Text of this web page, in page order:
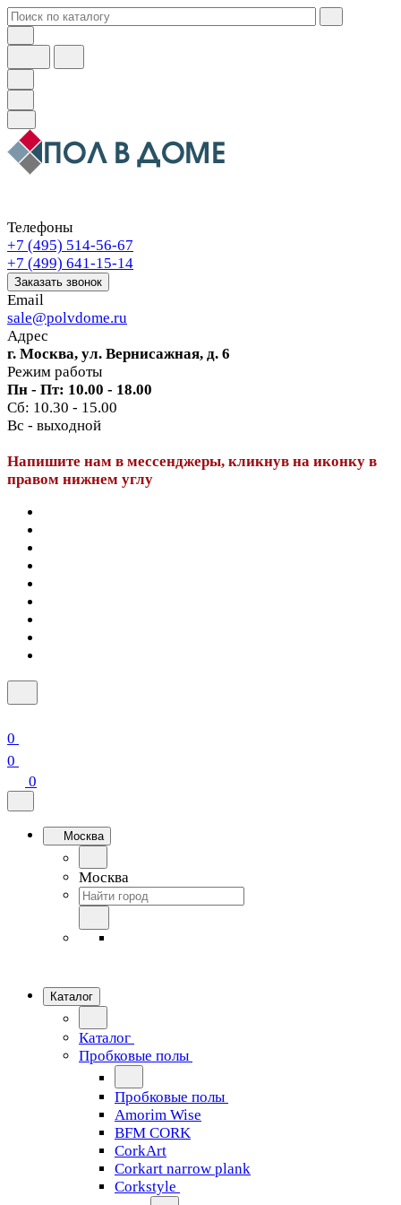
Телефоны
+7 (495) 514-56-67
+7 (499) 641-15-14
Заказать звонок
Email
sale@polvdome.ru
Адрес
г. Москва, ул. Вернисажная, д. 6
Режим работы
Пн - Пт: 10.00 - 18.00
Сб: 10.30 - 15.00
Вс - выходной
Напишите нам в мессенджеры, кликнув на иконку в
правом нижнем углу
0
0
0
Москва
Москва
Каталог
Каталог
Пробковые полы
Пробковые полы
Amorim Wise
BFM CORK
CorkArt
Corkart narrow plank
Corkstyle